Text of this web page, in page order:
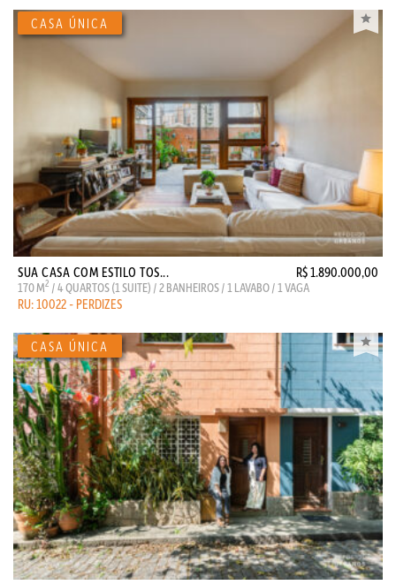
SUA CASA COM ESTILO TOS... R$ 1.890.000,00
170 M2 / 4 QUARTOS (1 SUITE) / 2 BANHEIROS / 1 LAVABO / 1 VAGA
RU: 10022 - PERDIZES